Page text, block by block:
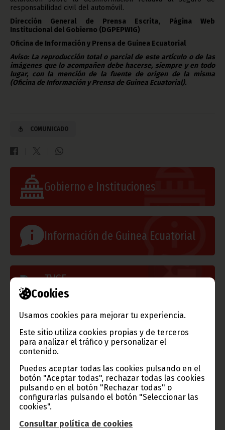
Cookies
Usamos cookies para mejorar tu experiencia.
Este sitio utiliza cookies propias y de terceros
para analizar el tráfico y personalizar el
contenido.
Puedes aceptar todas las cookies pulsando en el
botón "Aceptar todas", rechazar todas las cookies
pulsando en el botón "Rechazar todas" o
configurarlas pulsando el botón "Seleccionar las
cookies".
Consultar política de cookies
responsabilidad civil del automóvil.
Dirección General de Prensa Escrita, Página Web
Institucional del Gobierno (DGPEPWIG)
Oficina de Información y Prensa de Guinea Ecuatorial
Aviso: La reproducción total o parcial de este artículo o de las
imágenes que lo acompañen debe hacerse, siempre y en todo
lugar, con la mención de la fuente de origen de la misma
(Oficina de Información y Prensa de Guinea Ecuatorial).
COMUNICADO
Gobierno e Instituciones
Información de Guinea Ecuatorial
TVGE
Radio Nacional de Guinea
Ecuatorial
Haz click aquí para escuchar ahora
CATEGORÍAS
Noticias Gobierno
Presidencia
África
Deportes Vicepresidencia